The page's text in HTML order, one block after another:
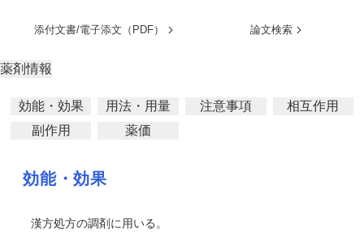
添付文書/電子添文（PDF） 論文検索
薬剤情報
効能・効果 用法・用量 注意事項
相互作用
副作用
薬価
効能・効果
漢方処方の調剤に用いる。